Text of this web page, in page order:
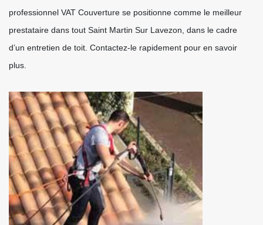
professionnel VAT Couverture se positionne comme le meilleur
prestataire dans tout Saint Martin Sur Lavezon, dans le cadre
d’un entretien de toit. Contactez-le rapidement pour en savoir
plus.